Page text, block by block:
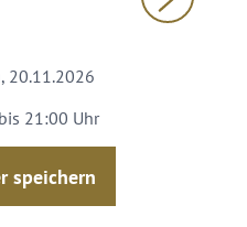
20.11.2026
21:00 Uhr
speichern